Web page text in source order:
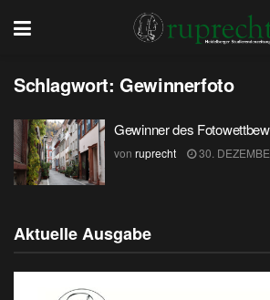
Schlagwort:Gewinnerfoto
Gewinner des
von ruprecht 30.
Aktuelle Ausgabe